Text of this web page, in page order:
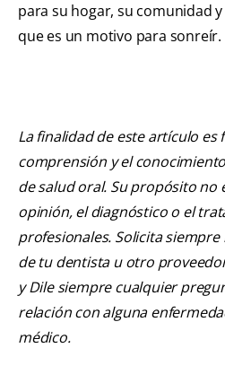
para su hogar, su comunidad
que es un motivo para sonreír.
La finalidad de este artículo es
comprensión y el
de salud oral. Su propósito no
opinión, el diagnóstico o el
profesionales. Solicita
de tu dentista u otro
y Dile siempre cualquier
relación con alguna
médico.